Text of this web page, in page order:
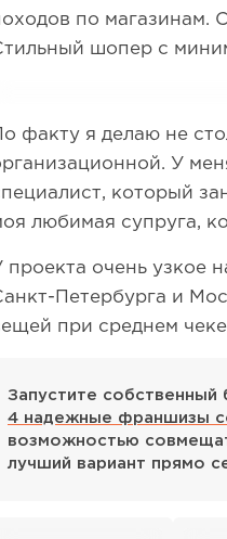
по магазинам.
шопер с
факту я делаю не
У
который
любимая супруга,
проекта очень узкое
Петербурга и
при среднем
Запустите
4 надежные франшизы
возможностью
лучший вариант прямо